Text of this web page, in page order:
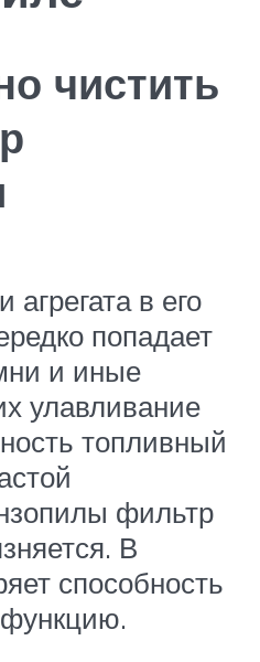
чистить
агрегата в его
попадает
и иные
улавливание
топливный
фильтр
В
способность